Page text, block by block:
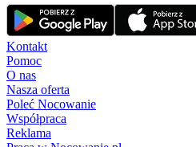
Kontakt
Pomoc
O nas
Nasza oferta
Poleć Nocowanie
Współpraca
Reklama